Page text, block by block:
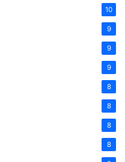
10
9
9
9
8
8
8
8